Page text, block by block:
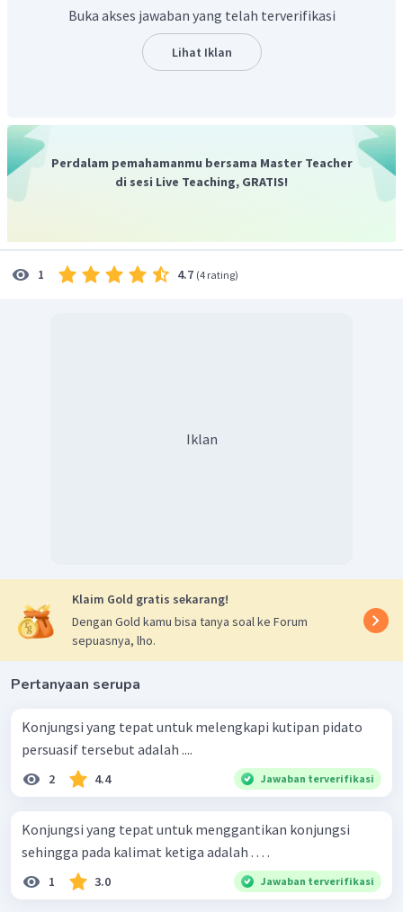
persuasif aadalah konjungsi atau kata hubung. Konjungsi
atau kata hubung merupakan bagian dari kaidah
kebahasaan teks pidato persuasif. Konjungsi adalah kata
adalah
dan, atau, tetapi, agar, jika, ketika, padahal,
namun,
dan sebagainya.
Berdasarkan penjelasan tersebut, kalimat yang memiliki
kesalahan konjungsi terletak pada kalimat
1) Padahal,
sopan santun dalam bertutur kata. Sikap sopan santun
sepertinya sudah menjadi barang langka ditemui dalam
kehidupan sehari-hari.Konjungsi padahal
padahal.Konjungsi intrakalimat
Buka akses jawaban yang telah terverifikasi
Lihat Iklan
Perdalam pemahamanmu bersama Master Teacher
di sesi Live Teaching, GRATIS!
1 4.7 (4 rating)
Iklan
Klaim Gold gratis sekarang!
Dengan Gold kamu bisa tanya soal ke Forum
sepuasnya, lho.
Pertanyaan serupa
Konjungsi yang tepat untuk melengkapi kutipan pidato
persuasif tersebut adalah ....
2 4.4 Jawaban terverifikasi
Konjungsi yang tepat untuk menggantikan konjungsi
sehingga pada kalimat ketiga adalah . . . .
1 3.0 Jawaban terverifikasi